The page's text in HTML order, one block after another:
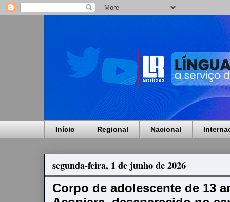
Início Regional Nacional
segunda-feira, 1 de junho de 2026
Corpo de adolescente de 13